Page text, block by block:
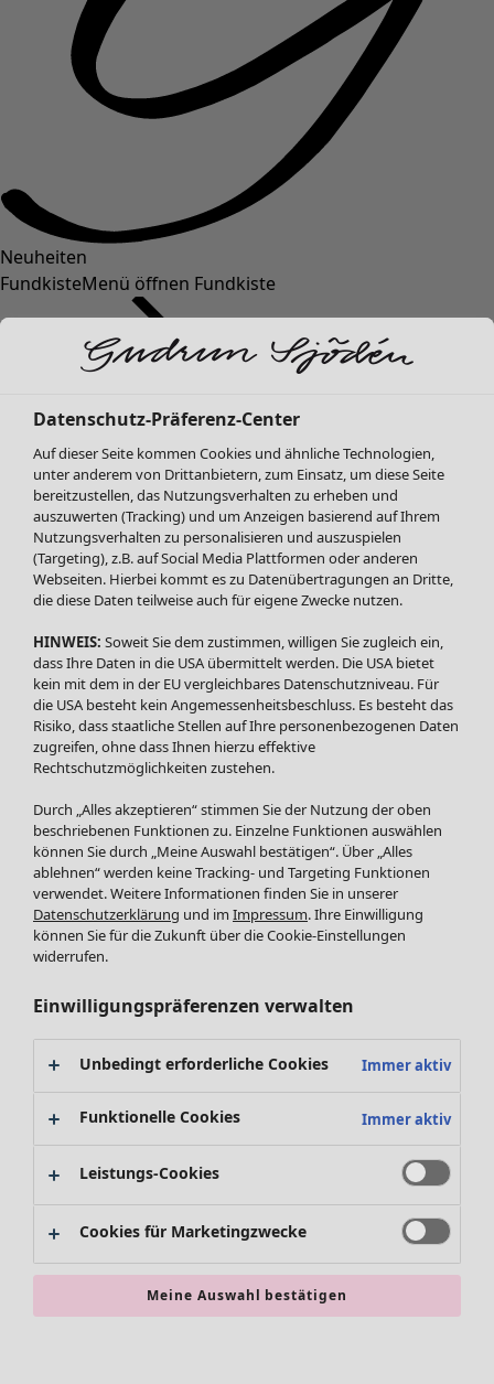
Neuheiten
FundkisteMenü öffnen Fundkiste
SALE Mode
Alle anzeigen
Kleider
Tuniken
Blusen
Pullover & Shirts
Strickjacken
Hosen
Röcke
Jacken & Mäntel
Leggings /Strumpfhosen
Schuhe
Bademode
Basics
SALE Zuhause
Alle anzeigen
Dekoration
Textilien
Frottee
Sale-Neuheiten
Sale-Schnäppchen
Datenschutz-Präferenz-Center
Auf dieser Seite kommen Cookies und ähnliche Technologien,
unter anderem von Drittanbietern, zum Einsatz, um diese Seite
bereitzustellen, das Nutzungsverhalten zu erheben und
auszuwerten (Tracking) und um Anzeigen basierend auf Ihrem
Nutzungsverhalten zu personalisieren und auszuspielen
(Targeting), z.B. auf Social Media Plattformen oder anderen
Webseiten. Hierbei kommt es zu Datenübertragungen an Dritte,
die diese Daten teilweise auch für eigene Zwecke nutzen.
HINWEIS: Soweit Sie dem zustimmen, willigen Sie zugleich ein,
dass Ihre Daten in die USA übermittelt werden. Die USA bietet
kein mit dem in der EU vergleichbares Datenschutzniveau. Für
die USA besteht kein Angemessenheitsbeschluss. Es besteht das
Risiko, dass staatliche Stellen auf Ihre personenbezogenen Daten
zugreifen, ohne dass Ihnen hierzu effektive
Rechtschutzmöglichkeiten zustehen.
Durch „Alles akzeptieren“ stimmen Sie der Nutzung der oben
beschriebenen Funktionen zu. Einzelne Funktionen auswählen
können Sie durch „Meine Auswahl bestätigen“. Über „Alles
ablehnen“ werden keine Tracking- und Targeting Funktionen
verwendet. Weitere Informationen finden Sie in unserer
Datenschutzerklärung und im Impressum. Ihre Einwilligung
können Sie für die Zukunft über die Cookie-Einstellungen
widerrufen.
Einwilligungspräferenzen verwalten
Unbedingt erforderliche Cookies Immer aktiv
Funktionelle Cookies Immer aktiv
Leistungs-Cookies
Cookies für Marketingzwecke
Meine Auswahl bestätigen